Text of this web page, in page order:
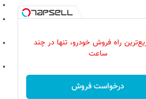
راه فروش خودرو، تنها در چند
ساعت
درخواست فروش